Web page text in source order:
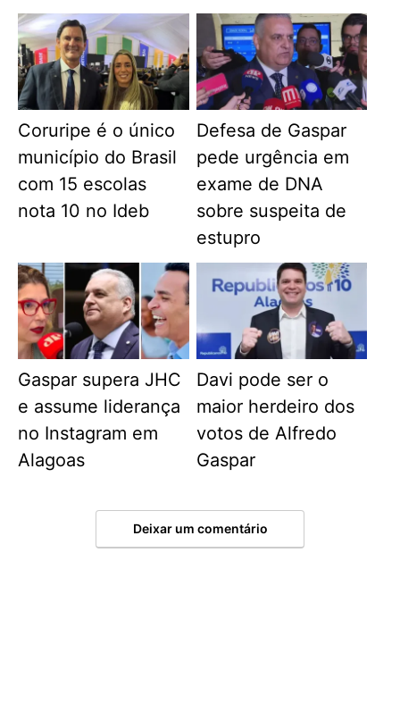
Coruripe é o único
município do Brasil
com 15 escolas
nota 10 no Ideb
Defesa de Gaspar
pede urgência em
exame de DNA
sobre suspeita de
estupro
Gaspar supera JHC
e assume liderança
no Instagram em
Alagoas
Davi pode ser o
maior herdeiro dos
votos de Alfredo
Gaspar
Deixar um comentário